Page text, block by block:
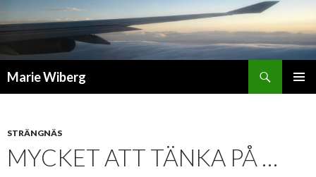
Marie Wiberg
STRÄNGNÄS
MYCKET ATT TÄNKA PÅ …